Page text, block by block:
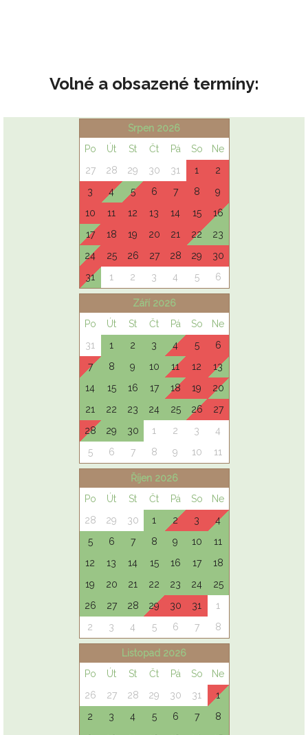
Volné a obsazené termíny: